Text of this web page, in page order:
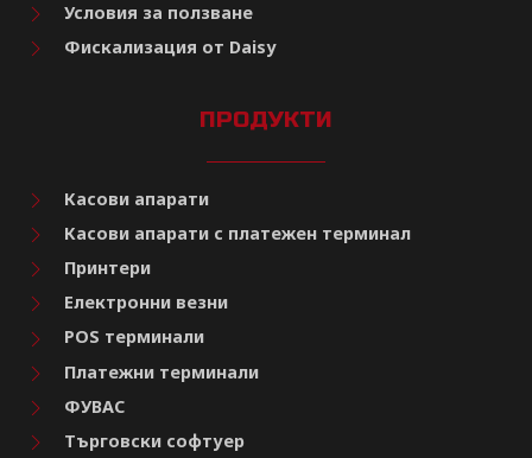
Условия за ползване
Фискализация от Daisy
ПРОДУКТИ
Касови апарати
Касови апарати с платежен терминал
Принтери
Електронни везни
POS терминали
Платежни терминали
ФУВАС
Търговски софтуер